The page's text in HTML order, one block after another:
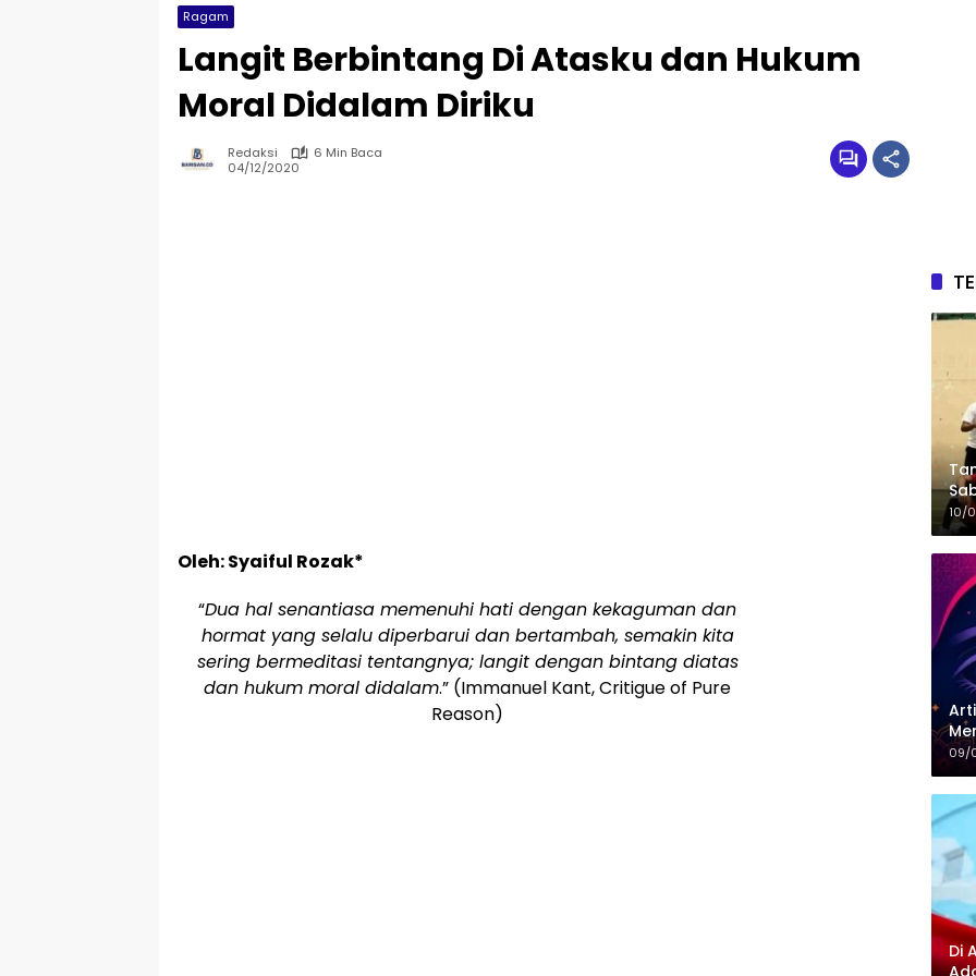
Ragam
Langit Berbintang Di Atasku dan Hukum
Moral Didalam Diriku
Redaksi
6 Min Baca
04/12/2020
Oleh: Syaiful Rozak*
“Dua hal senantiasa memenuhi hati dengan kekaguman dan
hormat yang selalu diperbarui dan bertambah, semakin kita
sering bermeditasi tentangnya; langit dengan bintang diatas
dan hukum moral didalam.” (Immanuel Kant, Critigue of Pure
Reason)
10/
09/
Di